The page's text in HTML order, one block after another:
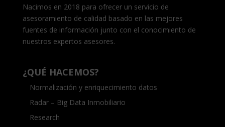
Nacimos en 2018 para ofrecer un servicio de
asesoramiento de calidad basado en las mejores
fuentes de información junto con el conocimiento de
nuestros expertos asesores.
¿QUÉ HACEMOS?
Normalización y enriquecimiento datos
Radar – Big Data Inmobiliario
Research